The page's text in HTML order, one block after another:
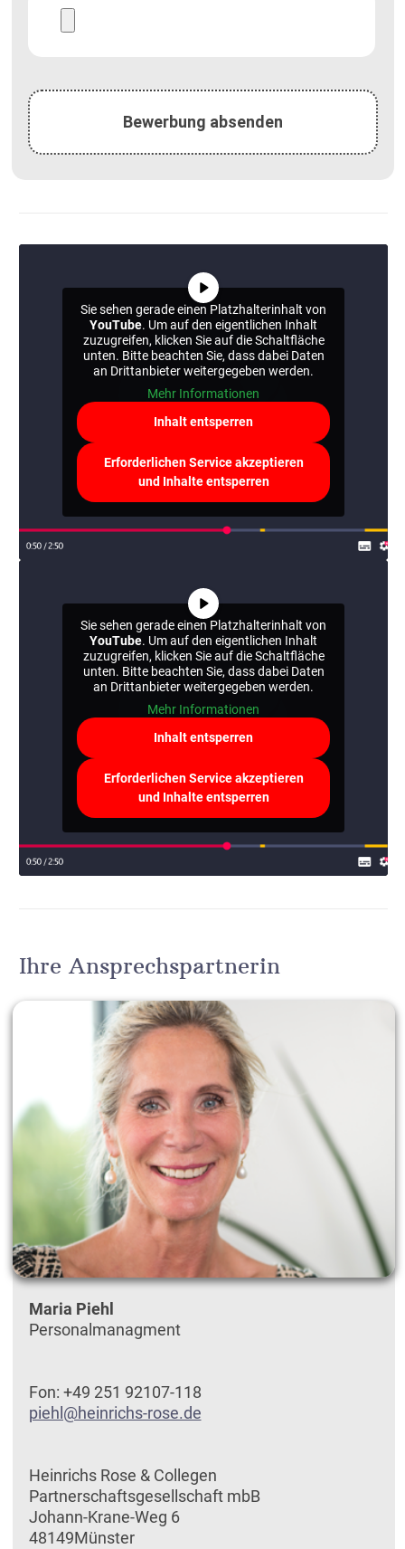
Sie sehen gerade einen Platzhalterinhalt von
YouTube. Um auf den eigentlichen Inhalt
zuzugreifen, klicken Sie auf die Schaltfläche
unten. Bitte beachten Sie, dass dabei Daten
an Drittanbieter weitergegeben werden.
Mehr Informationen
Inhalt entsperren
Erforderlichen Service akzeptieren
und Inhalte entsperren
Sie sehen gerade einen Platzhalterinhalt von
YouTube. Um auf den eigentlichen Inhalt
zuzugreifen, klicken Sie auf die Schaltfläche
unten. Bitte beachten Sie, dass dabei Daten
an Drittanbieter weitergegeben werden.
Mehr Informationen
Inhalt entsperren
Erforderlichen Service akzeptieren
und Inhalte entsperren
Ihre Ansprechspartnerin
Maria Piehl
Personalmanagment
Fon: +49 251 92107-118
piehl@heinrichs-rose.de
Heinrichs Rose & Collegen
Partnerschaftsgesellschaft mbB
Johann-Krane-Weg 6
48149Münster